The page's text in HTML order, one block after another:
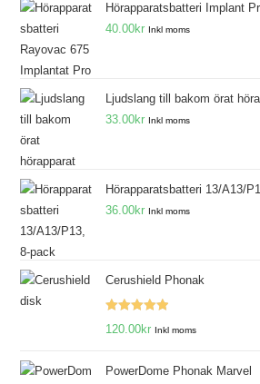
Hörapparatsbatteri Implant
40.00kr Inkl moms
Ljudslang till bakom örat
33.00kr Inkl moms
Hörapparatsbatteri 13/A13/
36.00kr Inkl moms
Cerushield Phonak
Betygsatt
120.00kr Inkl moms
PowerDome Phonak Marvel